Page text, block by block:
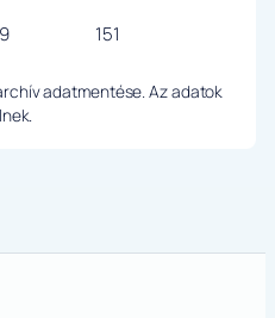
151
adatmentése. Az adatok